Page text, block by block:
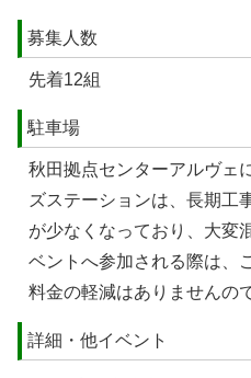
募集人数
先着12組
駐車場
秋田拠点センターアルヴェ
ズステーションは、長期工
が少なくなっており、大変
ベントへ参加される際は、
料金の軽減はありませんの
詳細・他イベント